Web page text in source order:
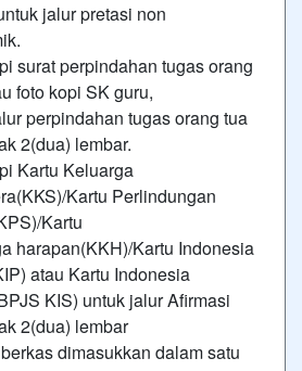
jalur pretasi non
surat perpindahan tugas orang
foto kopi SK guru,
perpindahan tugas orang tua
2(dua) lembar.
Kartu Keluarga
Kartu Perlindungan
Kartu
harapan(KKH)/Kartu Indonesia
atau Kartu Indonesia
KIS) untuk jalur Afirmasi
2(dua) lembar
dimasukkan dalam satu